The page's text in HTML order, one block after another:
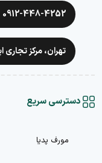
0912-448-4252
تهران، مرکز تجاری
دسترسی سریع
مورف پدیا